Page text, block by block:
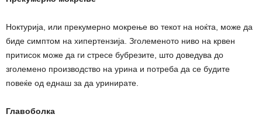
Ноктурија, или прекумерно мокрење во текот на ноќта, може да
биде симптом на хипертензија. Зголеменото ниво на крвен
притисок може да ги стресе бубрезите, што доведува до
зголемено производство на урина и потреба да се будите
повеќе од еднаш за да уринирате.
Главоболка